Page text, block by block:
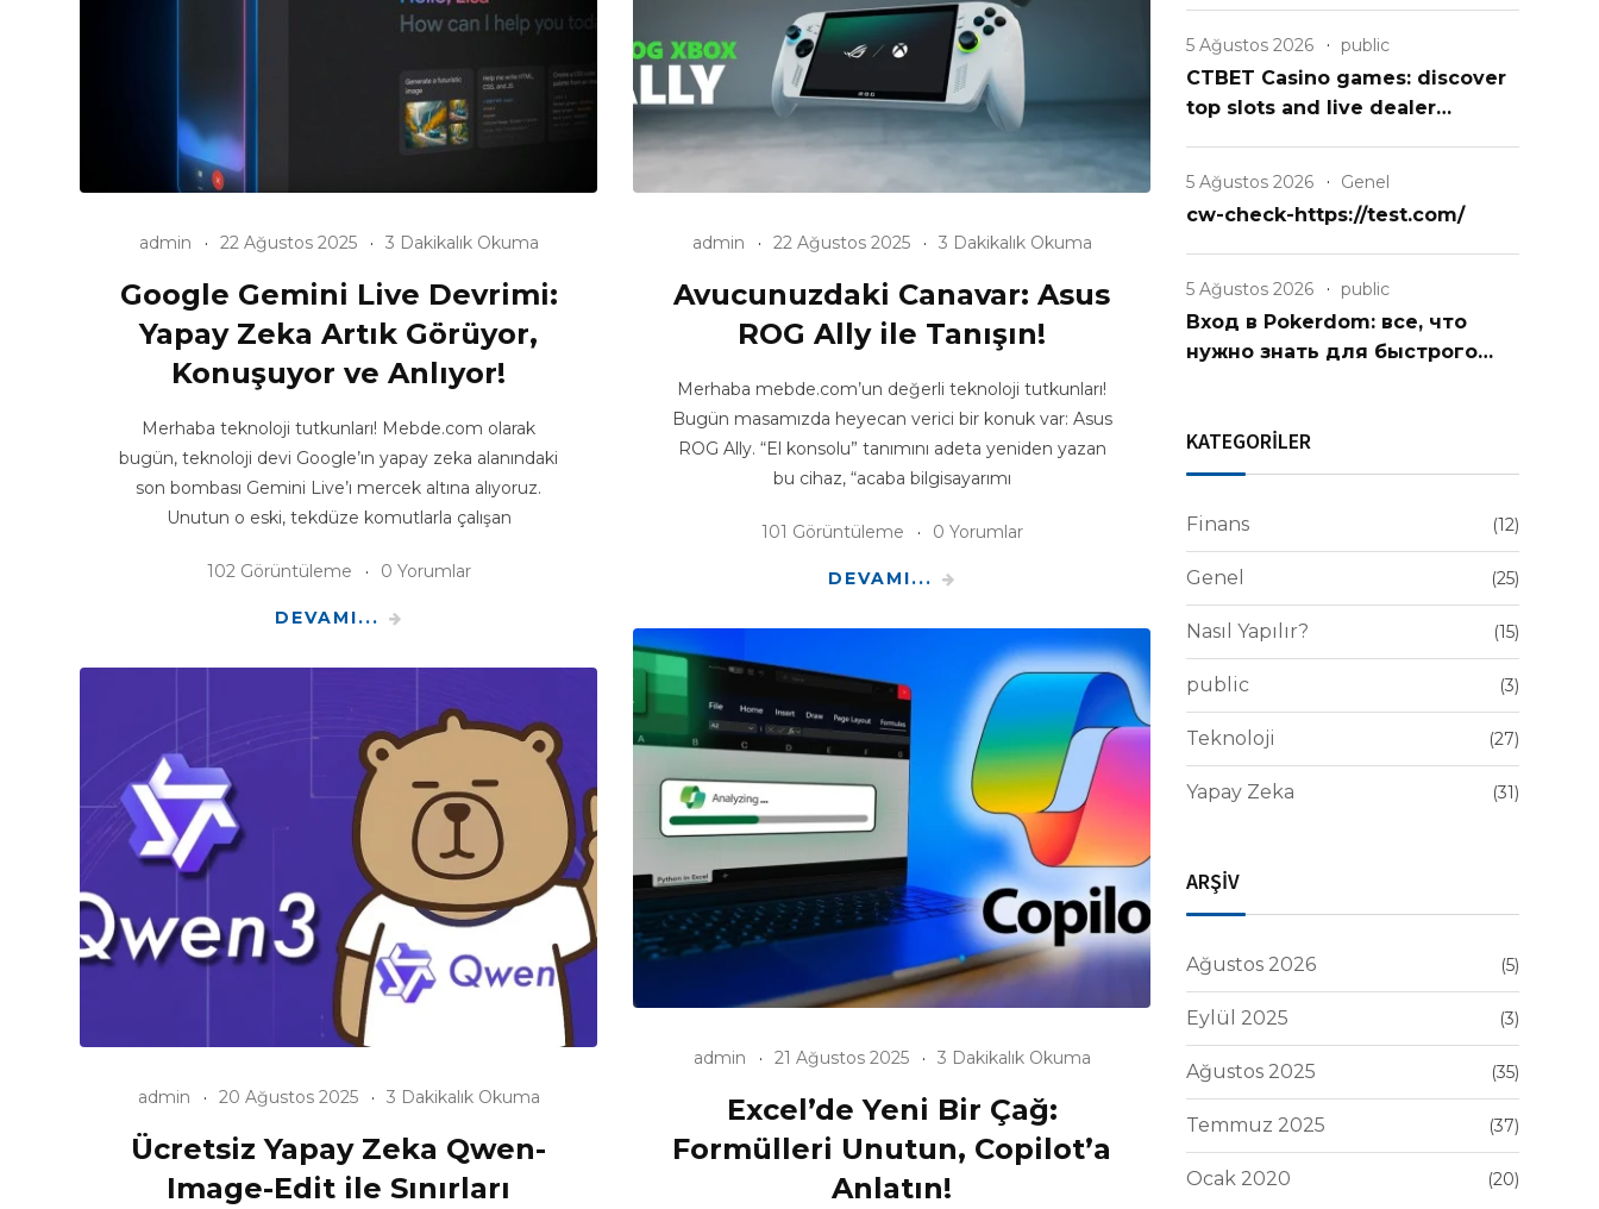
admin 22 Ağustos 2025 3 Dakikalık Okuma
Google Gemini Live Devrimi:
Yapay Zeka Artık Görüyor,
Konuşuyor ve Anlıyor!
Merhaba teknoloji tutkunları! Mebde.com olarak
bugün, teknoloji devi Google’ın yapay zeka alanındaki
son bombası Gemini Live’ı mercek altına alıyoruz.
Unutun o eski, tekdüze komutlarla çalışan
102 Görüntüleme 0 Yorumlar
DEVAMI...
admin 22 Ağustos 2025 3 Dakikalık Okuma
Avucunuzdaki Canavar: Asus
ROG Ally ile Tanışın!
Merhaba mebde.com’un değerli teknoloji tutkunları!
Bugün masamızda heyecan verici bir konuk var: Asus
ROG Ally. “El konsolu” tanımını adeta yeniden yazan
bu cihaz, “acaba bilgisayarımı
101 Görüntüleme 0 Yorumlar
DEVAMI...
admin 21 Ağustos 2025 3 Dakikalık Okuma
Excel’de Yeni Bir Çağ:
Formülleri Unutun, Copilot’a
Anlatın!
admin 20 Ağustos 2025 3 Dakikalık Okuma
Ücretsiz Yapay Zeka Qwen-
Image-Edit ile Sınırları
5 Ağustos 2026 public
CTBET Casino games: discover
top slots and live dealer
5 Ağustos 2026 Genel
cw-check-https://test.com/
5 Ağustos 2026 public
Вход в Pokerdom: все, что
нужно знать для быстрого
KATEGORİLER
Finans (12)
Genel (25)
Nasıl Yapılır? (15)
public (3)
Teknoloji (27)
Yapay Zeka (31)
ARŞİV
Ağustos 2026 (5)
Eylül 2025 (3)
Ağustos 2025 (35)
Temmuz 2025 (37)
Ocak 2020 (20)